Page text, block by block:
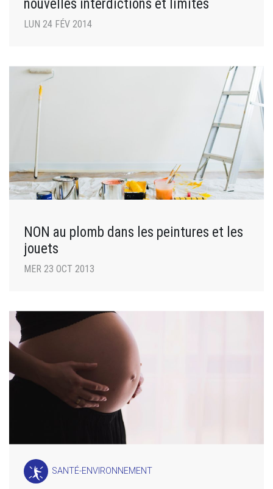
nouvelles interdictions et limites
LUN 24 FÉV 2014
NON au plomb dans les peintures et les
jouets
MER 23 OCT 2013
SANTÉ-ENVIRONNEMENT